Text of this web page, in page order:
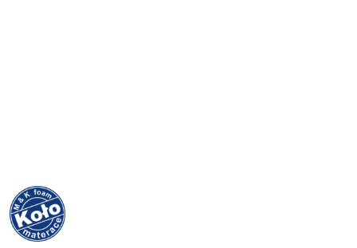
NAZWA
PRODUCENTA:
MKFOAM